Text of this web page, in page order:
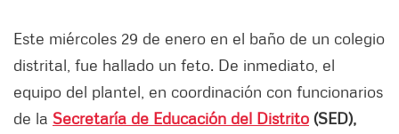
Este miércoles 29 de enero en el baño de un colegio
distrital, fue hallado un feto. De inmediato, el
equipo del plantel, en coordinación con funcionarios
de la Secretaría de Educación del Distrito (SED),